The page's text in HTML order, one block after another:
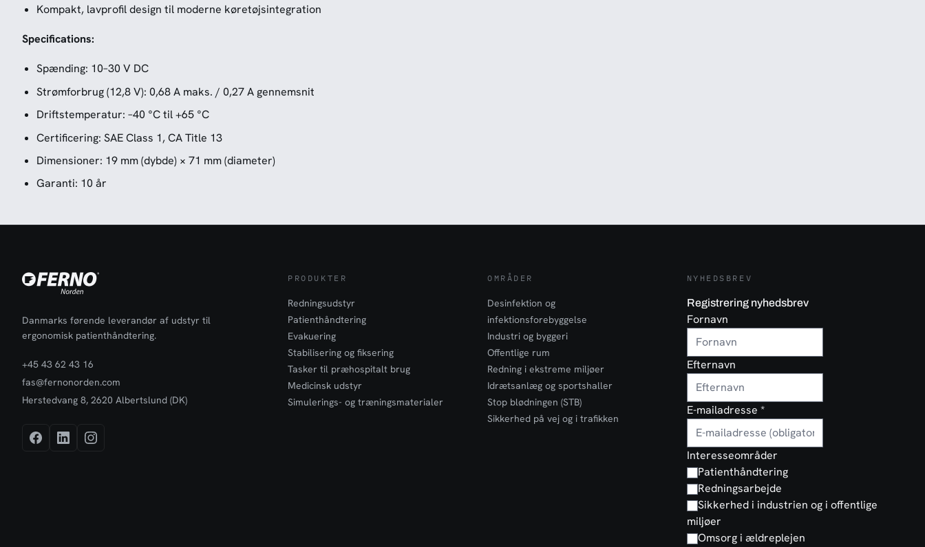
Kompakt, lavprofil design til moderne køretøjsintegration
Specifications:
Spænding: 10–30 V DC
Strømforbrug (12,8 V): 0,68 A maks. / 0,27 A gennemsnit
Driftstemperatur: –40 °C til +65 °C
Certificering: SAE Class 1, CA Title 13
Dimensioner: 19 mm (dybde) × 71 mm (diameter)
Garanti: 10 år
Danmarks førende leverandør af udstyr til
ergonomisk patienthåndtering.
+45 43 62 43 16
fas@fernonorden.com
Herstedvang 8, 2620 Albertslund (DK)
PRODUKTER
Redningsudstyr
Patienthåndtering
Evakuering
Stabilisering og fiksering
Tasker til præhospitalt brug
Medicinsk udstyr
Simulerings- og træningsmaterialer
OMRÅDER
Desinfektion og
infektionsforebyggelse
Industri og byggeri
Offentlige rum
Redning i ekstreme miljøer
Idrætsanlæg og sportshaller
Stop blødningen (STB)
Sikkerhed på vej og i trafikken
NYHEDSBREV
Registrering nyhedsbrev
Fornavn
Efternavn
E-mailadresse *
Interesseområder
Patienthåndtering
Redningsarbejde
Sikkerhed i industrien og i offentlige
miljøer
Omsorg i ældreplejen